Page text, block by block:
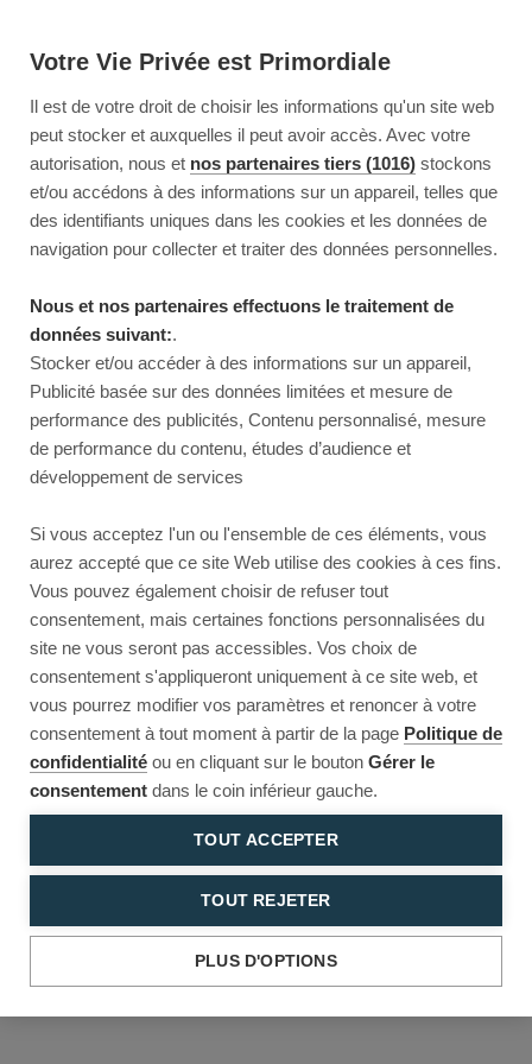
Votre Vie Privée est Primordiale
Il est de votre droit de choisir les informations qu'un site web
peut stocker et auxquelles il peut avoir accès. Avec votre
autorisation, nous et nos partenaires tiers (1016) stockons
et/ou accédons à des informations sur un appareil, telles que
des identifiants uniques dans les cookies et les données de
navigation pour collecter et traiter des données personnelles.
Nous et nos partenaires effectuons le traitement de
données suivant:.
Stocker et/ou accéder à des informations sur un appareil,
Publicité basée sur des données limitées et mesure de
performance des publicités, Contenu personnalisé, mesure
de performance du contenu, études d’audience et
développement de services
Si vous acceptez l'un ou l'ensemble de ces éléments, vous
aurez accepté que ce site Web utilise des cookies à ces fins.
Vous pouvez également choisir de refuser tout
consentement, mais certaines fonctions personnalisées du
site ne vous seront pas accessibles. Vos choix de
consentement s'appliqueront uniquement à ce site web, et
vous pourrez modifier vos paramètres et renoncer à votre
consentement à tout moment à partir de la page Politique de
confidentialité ou en cliquant sur le bouton Gérer le
consentement dans le coin inférieur gauche.
TOUT ACCEPTER
TOUT REJETER
PLUS D'OPTIONS
Reload to try again, or go back.
Reload Back